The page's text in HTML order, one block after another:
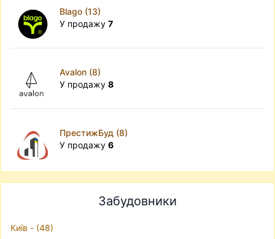
Blago (13)
У продажу 7
Avalon (8)
У продажу 8
ПрестижБуд (8)
У продажу 6
Забудовники
Київ - (48)